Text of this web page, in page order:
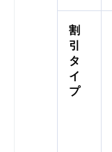
割
引
タ
イ
プ